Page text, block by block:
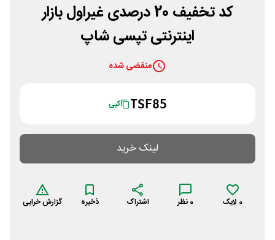
کد تخفیف 20 درصدی غیراول بازار
اینترنتی تپسی شاپ
منقضی شده
TSF85 کپی
لینک خرید
0 لایک 0 نظر اشتراک ذخیره گزارش خرابی